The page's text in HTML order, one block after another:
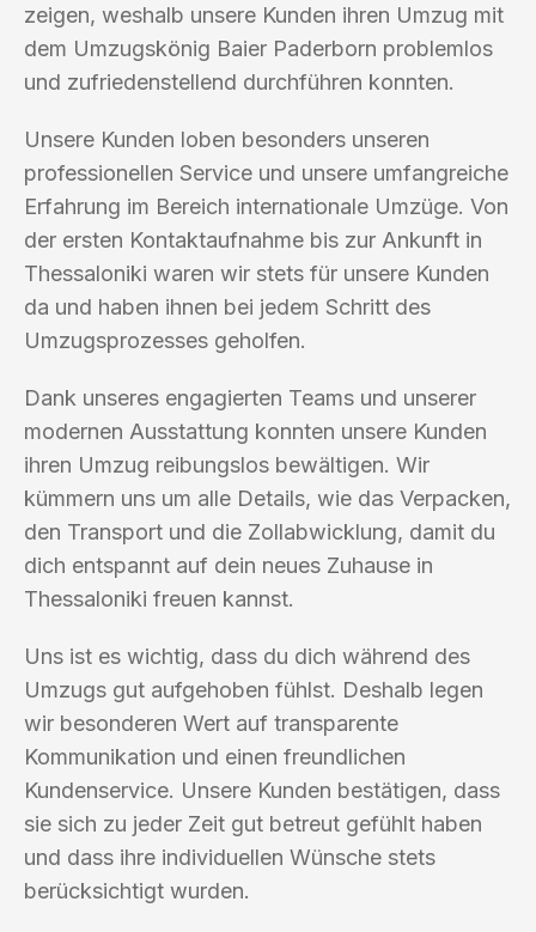
zeigen, weshalb unsere Kunden ihren Umzug mit
dem Umzugskönig Baier Paderborn problemlos
und zufriedenstellend durchführen konnten.
Unsere Kunden loben besonders unseren
professionellen Service und unsere umfangreiche
Erfahrung im Bereich internationale Umzüge. Von
der ersten Kontaktaufnahme bis zur Ankunft in
Thessaloniki waren wir stets für unsere Kunden
da und haben ihnen bei jedem Schritt des
Umzugsprozesses geholfen.
Dank unseres engagierten Teams und unserer
modernen Ausstattung konnten unsere Kunden
ihren Umzug reibungslos bewältigen. Wir
kümmern uns um alle Details, wie das Verpacken,
den Transport und die Zollabwicklung, damit du
dich entspannt auf dein neues Zuhause in
Thessaloniki freuen kannst.
Uns ist es wichtig, dass du dich während des
Umzugs gut aufgehoben fühlst. Deshalb legen
wir besonderen Wert auf transparente
Kommunikation und einen freundlichen
Kundenservice. Unsere Kunden bestätigen, dass
sie sich zu jeder Zeit gut betreut gefühlt haben
und dass ihre individuellen Wünsche stets
berücksichtigt wurden.